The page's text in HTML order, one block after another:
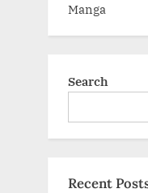
Manga
Search
Recent